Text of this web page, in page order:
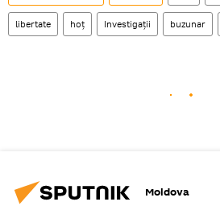
libertate hoț Investigații buzunar
Moldova